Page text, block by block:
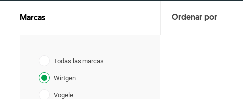
Marcas
Todas las marcas
Wirtgen
Vogele